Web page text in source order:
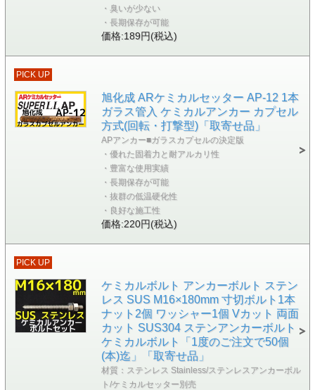
・臭いが少ない
・長期保存が可能
価格:189円(税込)
PICK UP
旭化成 ARケミカルセッター AP-12 1本
ガラス管入 ケミカルアンカー カプセル
方式(回転・打撃型)「取寄せ品」
APアンカー■ガラスカプセルの決定版
・優れた固着力と耐アルカリ性
・豊富な使用実績
・長期保存が可能
・抜群の低温硬化性
・良好な施工性
価格:220円(税込)
PICK UP
ケミカルボルト アンカーボルト ステン
レス SUS M16×180mm 寸切ボルト1本
ナット2個 ワッシャー1個 Vカット 両面
カット SUS304 ステンアンカーボルト
ケミカルボルト「1度のご注文で50個
(本)迄」「取寄せ品」
材質：ステンレス Stainless/ステンレスアンカーボル
ト/ケミカルセッター別売